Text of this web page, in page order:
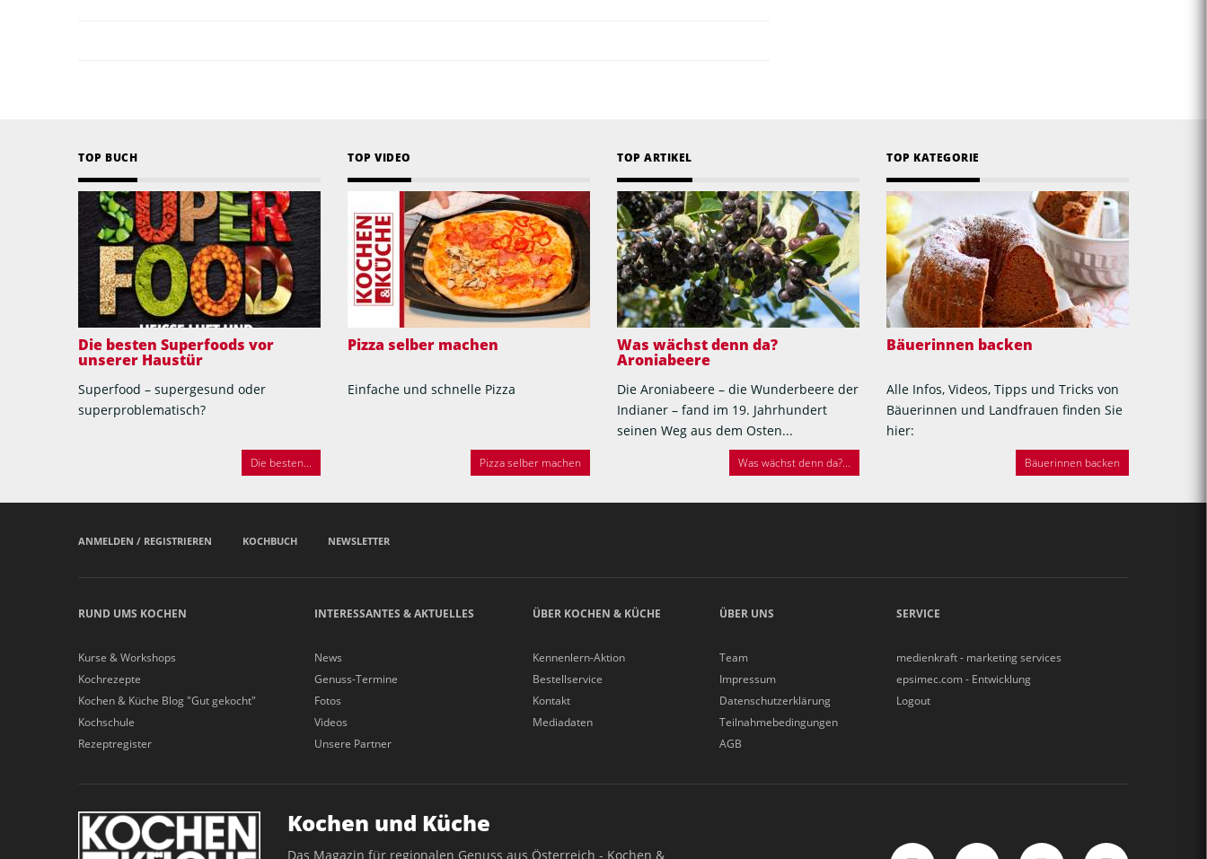
TOP BUCH
Die besten Superfoods vor
unserer Haustür
Superfood – supergesund oder
superproblematisch?
Die besten...
TOP VIDEO
Pizza selber machen
Einfache und schnelle Pizza
Pizza selber machen
TOP ARTIKEL
Was wächst denn da?
Aroniabeere
Die Aroniabeere – die Wunderbeere der
Indianer – fand im 19. Jahrhundert
seinen Weg aus dem Osten...
Was wächst denn da?...
TOP KATEGORIE
Bäuerinnen backen
Alle Infos, Videos, Tipps und Tricks von
Bäuerinnen und Landfrauen finden Sie
hier:
Bäuerinnen backen
ANMELDEN / REGISTRIEREN KOCHBUCH NEWSLETTER
RUND UMS KOCHEN
Kurse & Workshops
Kochrezepte
Kochen & Küche Blog "Gut gekocht"
Kochschule
Rezeptregister
INTERESSANTES & AKTUELLES
News
Genuss-Termine
Fotos
Videos
Unsere Partner
ÜBER KOCHEN & KÜCHE
Kennenlern-Aktion
Bestellservice
Kontakt
Mediadaten
ÜBER UNS
Team
Impressum
Datenschutzerklärung
Teilnahmebedingungen
AGB
SERVICE
medienkraft - marketing services
epsimec.com - Entwicklung
Logout
Kochen und Küche
Das Magazin für regionalen Genuss aus Österreich - Kochen &